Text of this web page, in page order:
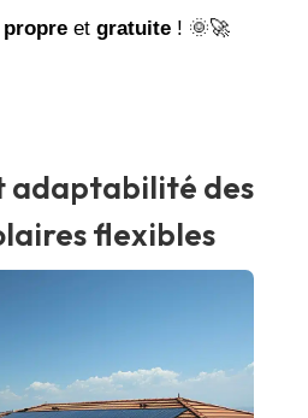
et gratuite! 🌞🚀
adaptabilité des
flexibles